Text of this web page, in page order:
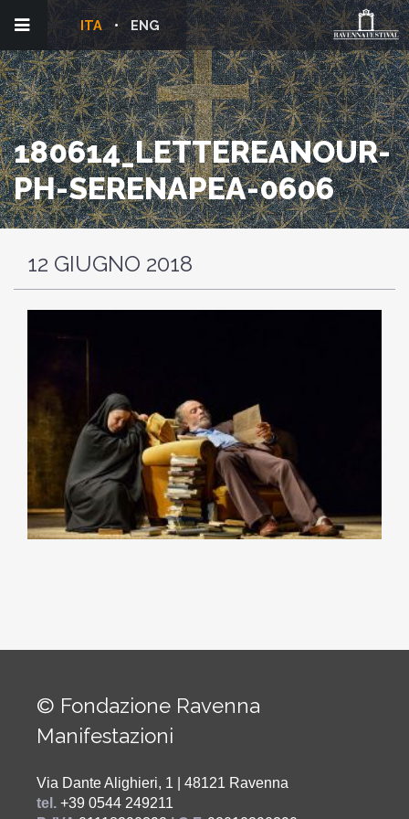
ENG
ITA
180614_LETTEREANOUR-
PH-SERENAPEA-0606
12 GIUGNO 2018
© Fondazione Ravenna
Manifestazioni
Via Dante Alighieri, 1 | 48121 Ravenna
tel. +39 0544 249211